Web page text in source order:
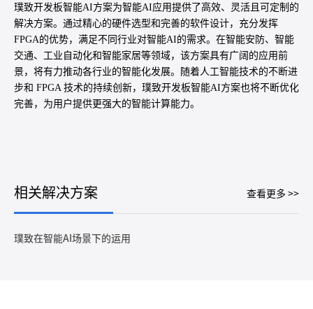
璞致开发板智能AI方案为智能AI应用提供了高效、灵活且可定制的
解决方案。通过精心的硬件选型和完善的软件设计，充分发挥
FPGA的优势，满足不同行业对智能AI的需求。在智能安防、智能
交通、工业自动化和智能家居等领域，该方案具有广阔的应用前
景，将有力推动各行业的智能化发展。随着人工智能技术的不断进
步和 FPGA 技术的持续创新，璞致开发板智能AI方案也将不断优化
完善，为用户提供更强大的智能计算能力。
相关解决方案 查看更多 >>
璞致在智能AI场景下的运用